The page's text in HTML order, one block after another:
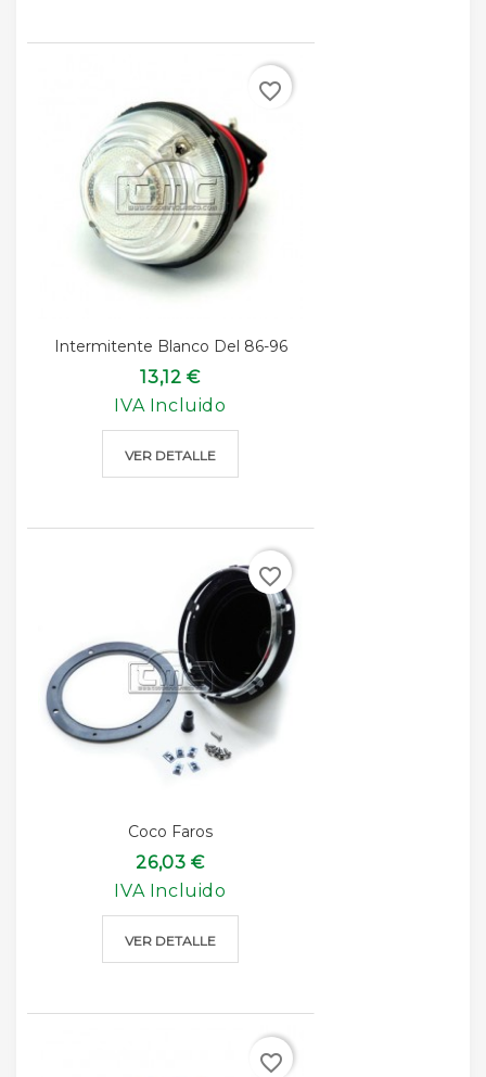
Intermitente Blanco Del 86-96
13,12 €
IVA Incluido
VER DETALLE
favorite_border
Coco Faros
26,03 €
IVA Incluido
VER DETALLE
favorite_border
favorite_border